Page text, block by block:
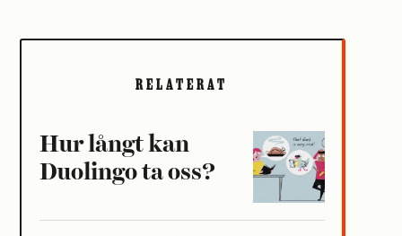
RELATERAT
Hur långt kan
Duolingo ta oss?